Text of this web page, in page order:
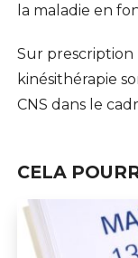
la maladie en
Sur prescription
kinésithérapie
CNS dans le
CELA